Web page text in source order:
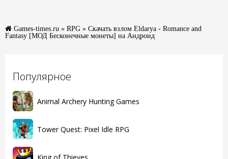
Популярное
Animal Archery Hunting Games
Tower Quest: Pixel Idle RPG
King of Thieves
Games-times.ru » RPG » Скачать взлом Eldarya - Romance and
Fantasy [МОД Бесконечные монеты] на Андроид